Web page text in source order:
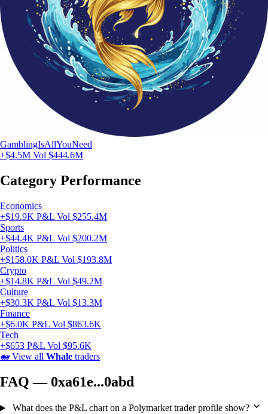
GamblingIsAllYouNeed
+$4.5M Vol $444.6M
Category Performance
Economics
+$19.9K P&L Vol $255.4M
Sports
+$44.4K P&L Vol $200.2M
Politics
+$158.0K P&L Vol $193.8M
Crypto
+$14.8K P&L Vol $49.2M
Culture
+$30.3K P&L Vol $13.3M
Finance
+$6.0K P&L Vol $863.6K
Tech
+$653 P&L Vol $95.6K
🐋 View all Whale traders
FAQ — 0xa61e...0abd
What does the P&L chart on a Polymarket trader profile show?